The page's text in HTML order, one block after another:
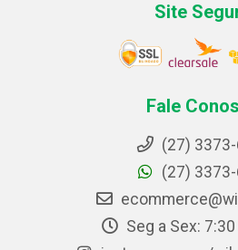
Site
Fale
(27)
(27)
Seg a Sex: